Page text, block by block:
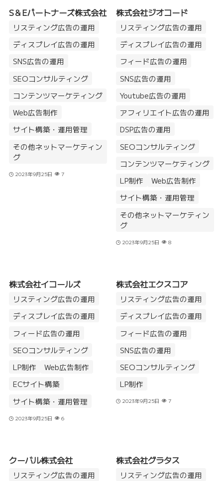
S＆Eパートナーズ株式会社
リスティング広告の運用
ディスプレイ広告の運用
SNS広告の運用
SEOコンサルティング
コンテンツマーケティング
Web広告制作
サイト構築・運用管理
その他ネットマーケティン
グ
2023年9月25日 7
株式会社ジオコード
リスティング広告の運用
ディスプレイ広告の運用
フィード広告の運用
SNS広告の運用
Youtube広告の運用
アフィリエイト広告の運用
DSP広告の運用
SEOコンサルティング
コンテンツマーケティング
LP制作
Web広告制作
サイト構築・運用管理
その他ネットマーケティン
グ
2023年9月25日 8
株式会社イコールズ
リスティング広告の運用
ディスプレイ広告の運用
フィード広告の運用
SEOコンサルティング
LP制作
Web広告制作
ECサイト構築
サイト構築・運用管理
2023年9月25日 6
株式会社エクスコア
リスティング広告の運用
ディスプレイ広告の運用
フィード広告の運用
SNS広告の運用
SEOコンサルティング
LP制作
2023年9月25日 7
クーバル株式会社
リスティング広告の運用
株式会社グラタス
リスティング広告の運用